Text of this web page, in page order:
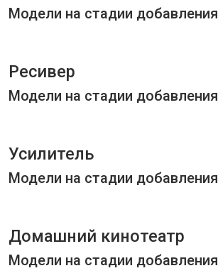
Модели на стадии добавления
Ресивер
Модели на стадии добавления
Усилитель
Модели на стадии добавления
Домашний кинотеатр
Модели на стадии добавления